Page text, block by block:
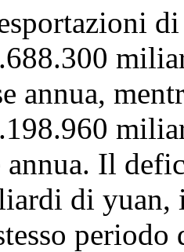
annua,
annua. Il
di
periodo